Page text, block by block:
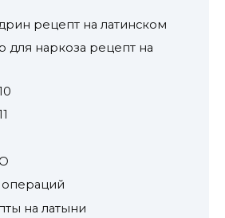
рецепт на латинском
для наркоза рецепт на
на латыни